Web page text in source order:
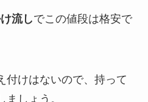
流しでこの値段は格安で
付けはないので、持って
しょう。